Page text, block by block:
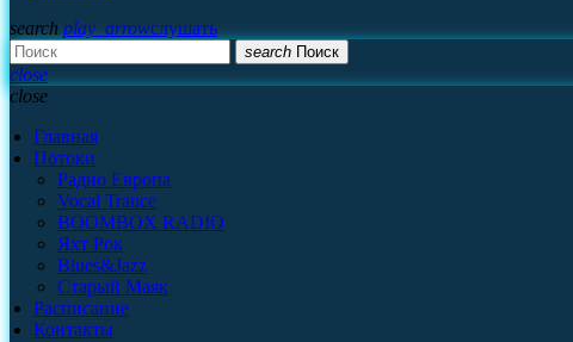
search play_arrowслушать
search Поиск
close
close
Главная
Потоки
Радио Европа
Vocal Trance
BOOMBOX RADIO
Яхт Рок
Blues&Jazz
Старый Маяк
Расписание
Контакты